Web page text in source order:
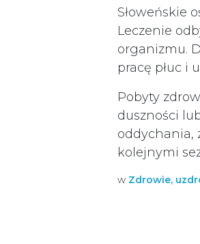
Słoweńskie
Leczenie
organizmu.
pracę płuc i
Pobyty
duszności
oddychania,
kolejnymi
w Zdrowie,